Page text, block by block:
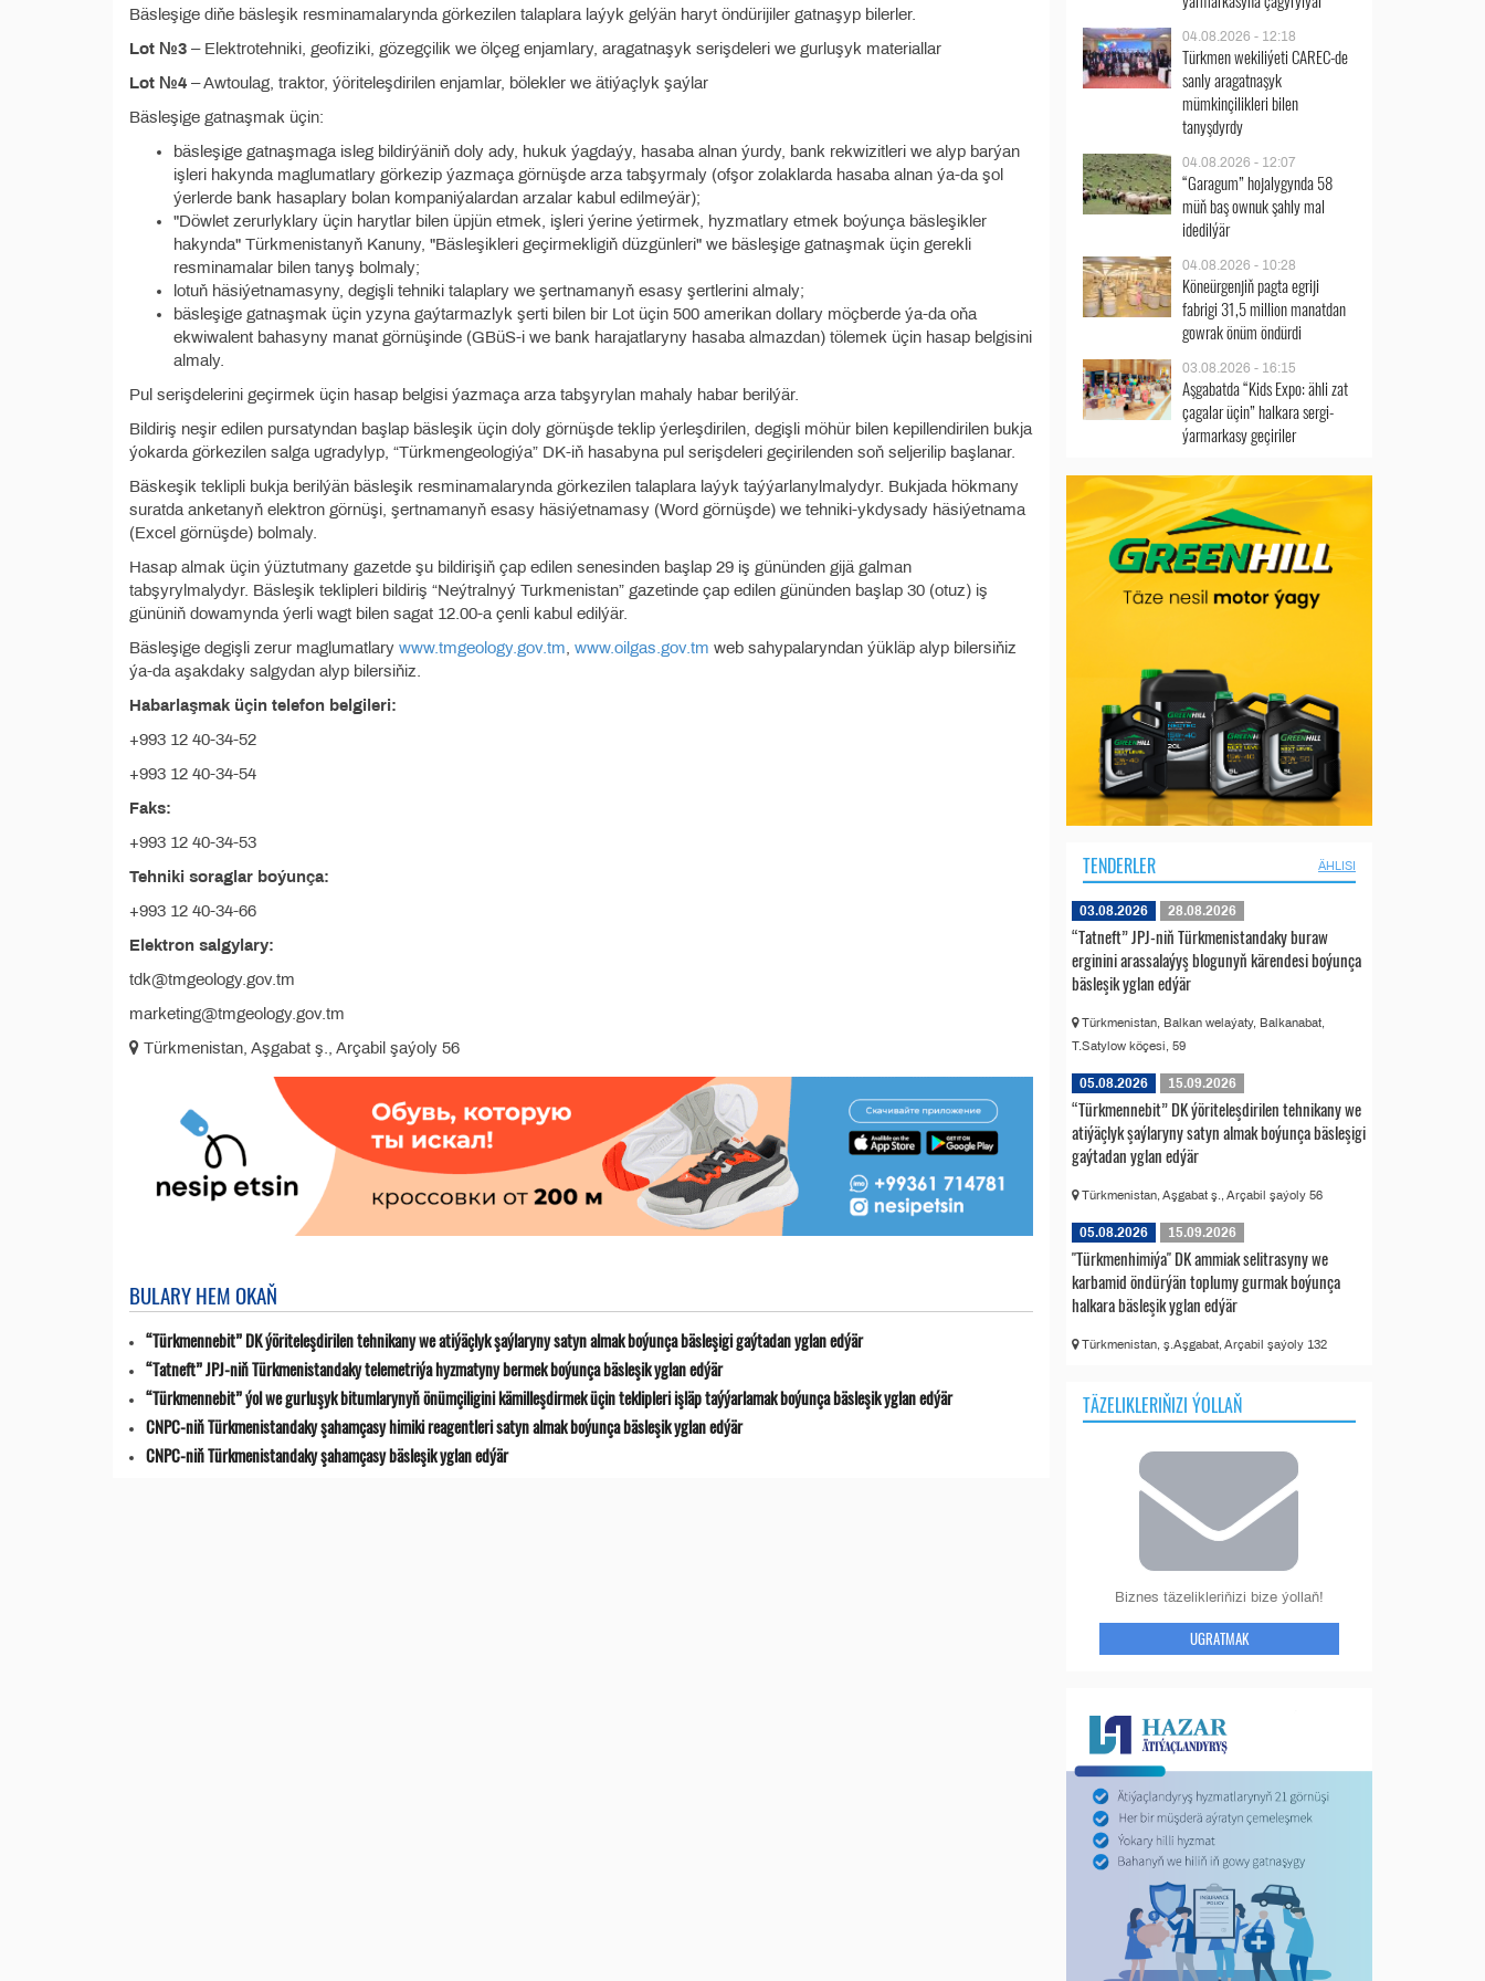
Bäsleşige diňe bäsleşik resminamalarynda görkezilen talaplara laýyk gelýän haryt öndürijiler gatnaşyp bilerler.
Lot №3 – Elektrоtehniki, geofiziki, gözegçilik we ölçeg enjamlary, aragatnaşyk serişdeleri we gurluşyk materiallar
Lot №4 – Awtoulag, traktor, ýöriteleşdirilen enjamlar, bölekler we ätiýaçlyk şaýlar
Bäsleşige gatnaşmak üçin:
bäsleşige gatnaşmaga isleg bildirýäniň doly ady, hukuk ýagdaýy, hasaba alnan ýurdy, bank rekwizitleri we alyp barýan
işleri hakynda maglumatlary görkezip ýazmaça görnüşde arza tabşyrmaly (ofşor zolaklarda hasaba alnan ýa-da şol
ýerlerde bank hasaplary bolan kompaniýalardan arzalar kabul edilmeýär);
"Döwlet zerurlyklary üçin harytlar bilen üpjün etmek, işleri ýerine ýetirmek, hyzmatlary etmek boýunça bäsleşikler
hakynda" Türkmenistanyň Kanuny, "Bäsleşikleri geçirmekligiň düzgünleri" we bäsleşige gatnaşmak üçin gerekli
resminamalar bilen tanyş bolmaly;
lotuň häsiýetnamasyny, degişli tehniki talaplary we şertnamanyň esasy şertlerini almaly;
bäsleşige gatnaşmak üçin yzyna gaýtarmazlyk şerti bilen bir Lot üçin 500 amerikan dollary möçberde ýa-da oňa
ekwiwalent bahasyny manat görnüşinde (GBüS-i we bank harajatlaryny hasaba almazdan) tölemek üçin hasap belgisini
almaly.
Pul serişdelerini geçirmek üçin hasap belgisi ýazmaça arza tabşyrylan mahaly habar berilýär.
Bildiriş neşir edilen pursatyndan başlap bäsleşik üçin doly görnüşde teklip ýerleşdirilen, degişli möhür bilen kepillendirilen bukja
ýokarda görkezilen salga ugradylyp, “Türkmengeologiýa” DK-iň hasabyna pul serişdeleri geçirilenden soň seljerilip başlanar.
Bäskeşik teklipli bukja berilýän bäsleşik resminamalarynda görkezilen talaplara laýyk taýýarlanylmalydyr. Bukjada hökmany
suratda anketanyň elektron görnüşi, şertnamanyň esasy häsiýetnamasy (Word görnüşde) we tehniki-ykdysady häsiýetnama
(Excel görnüşde) bolmaly.
Hasap almak üçin ýüztutmany gazetde şu bildirişiň çap edilen senesinden başlap 29 iş gününden gijä galman
tabşyrylmalydyr. Bäsleşik teklipleri bildiriş “Neýtralnyý Turkmenistan” gazetinde çap edilen gününden başlap 30 (otuz) iş
gününiň dowamynda ýerli wagt bilen sagat 12.00-a çenli kabul edilýär.
Bäsleşige degişli zerur maglumatlary www.tmgeology.gov.tm www.oilgas.gov.tm web sahypalaryndan ýükläp alyp bilersiňiz
ýa-da aşakdaky salgydan alyp bilersiňiz.
Habarlaşmak üçin telefon belgileri:
+993 12 40-34-52
+993 12 40-34-54
Faks:
+993 12 40-34-53
Tehniki soraglar boýunça:
+993 12 40-34-66
Elektron salgylary:
tdk@tmgeology.gov.tm
marketing@tmgeology.gov.tm
Türkmenistan, Aşgabat ş., Arçabil şaýoly 56
BULARY HEM OKAŇ
“Türkmennebit” DK ýöriteleşdirilen tehnikany we atiýäçlyk şaýlaryny satyn almak boýunça bäsleşigi gaýtadan yglan edýär
“Tatneft” JPJ-niň Türkmenistandaky telemetriýa hyzmatyny bermek boýunça bäsleşik yglan edýär
“Türkmennebit” ýol we gurluşyk bitumlarynyň önümçiligini kämilleşdirmek üçin teklipleri işläp taýýarlamak boýunça bäsleşik yglan edýär
CNPC-niň Türkmenistandaky şahamçasy himiki reagentleri satyn almak boýunça bäsleşik yglan edýär
CNPC-niň Türkmenistandaky şahamçasy bäsleşik yglan edýär
04.08.2026 - 12:18
Türkmen wekiliýeti CAREC-de
sanly aragatnaşyk
mümkinçilikleri bilen
tanyşdyrdy
04.08.2026 - 12:07
“Garagum” hojalygynda 58
müň baş ownuk şahly mal
idedilýär
04.08.2026 - 10:28
Köneürgenjiň pagta egriji
fabrigi 31,5 million manatdan
gowrak önüm öndürdi
03.08.2026 - 16:15
Aşgabatda “Kids Expo: ähli zat
çagalar üçin” halkara sergi-
ýarmarkasy geçiriler
TENDERLER ÄHLISI
03.08.2026 28.08.2026
“Tatneft” JPJ-niň Türkmenistandaky buraw
erginini arassalaýyş blogunyň kärendesi boýunça
bäsleşik yglan edýär
Türkmenistan, Balkan welaýaty, Balkanabat,
T.Satylow köçesi, 59
05.08.2026 15.09.2026
“Türkmennebit” DK ýöriteleşdirilen tehnikany we
atiýäçlyk şaýlaryny satyn almak boýunça bäsleşigi
gaýtadan yglan edýär
Türkmenistan, Aşgabat ş., Arçabil şaýoly 56
05.08.2026 15.09.2026
"Türkmenhimiýa" DK ammiak selitrasyny we
karbamid öndürýän toplumy gurmak boýunça
halkara bäsleşik yglan edýär
Türkmenistan, ş.Aşgabat, Arçabil şaýoly 132
TÄZELIKLERIŇIZI ÝOLLAŇ
Biznes täzelikleriňizi bize ýollaň!
UGRATMAK